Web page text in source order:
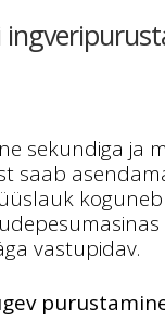
sekundiga ja
saab
vastupidav.